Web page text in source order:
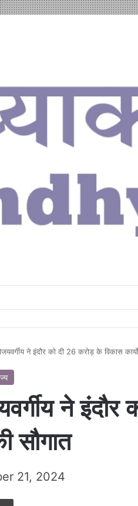
ने इंदौर को दी 26 करोड़ के विकास
ने
सौगात
21, 2024
Print